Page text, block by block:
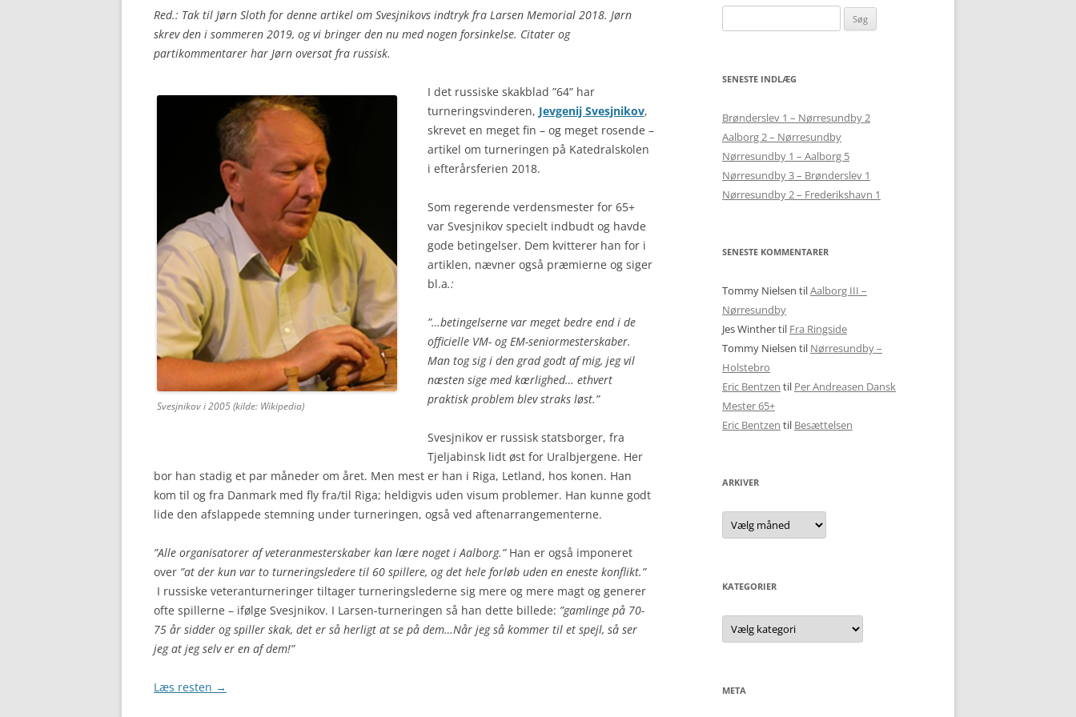
BJERGLANDSBYEN FRAM
EN BLØDER PÅ BJERGET
Red.: Tak til Jørn Sloth for denne artikel om Svesjnikovs indtryk fra Larsen Memorial 2018. Jørn
skrev den i sommeren 2019, og vi bringer den nu med nogen forsinkelse. Citater og
partikommentarer har Jørn oversat fra russisk.
Svesjnikov i 2005 (kilde: Wikipedia)
I det russiske skakblad ”64” har
turneringsvinderen, Jevgenij Svesjnikov,
skrevet en meget fin – og meget rosende –
artikel om turneringen på Katedralskolen
i efterårsferien 2018.
Som regerende verdensmester for 65+
var Svesjnikov specielt indbudt og havde
gode betingelser. Dem kvitterer han for i
artiklen, nævner også præmierne og siger
bl.a.:
”…betingelserne var meget bedre end i de
officielle VM- og EM-seniormesterskaber.
Man tog sig i den grad godt af mig, jeg vil
næsten sige med kærlighed… ethvert
praktisk problem blev straks løst.”
Svesjnikov er russisk statsborger, fra
Tjeljabinsk lidt øst for Uralbjergene. Her
bor han stadig et par måneder om året. Men mest er han i Riga, Letland, hos konen. Han
kom til og fra Danmark med fly fra/til Riga; heldigvis uden visum problemer. Han kunne godt
lide den afslappede stemning under turneringen, også ved aftenarrangementerne.
”Alle organisatorer af veteranmesterskaber kan lære noget i Aalborg.”Han er også imponeret
over ”at der kun var to turneringsledere til 60 spillere, og det hele forløb uden en eneste konflikt.”
I russiske veteranturneringer tiltager turneringslederne sig mere og mere magt og generer
ofte spillerne – ifølge Svesjnikov. I Larsen-turneringen så han dette billede: ”gamlinge på 70-
75 år sidder og spiller skak, det er så herligt at se på dem…Når jeg så kommer til et spejl, så ser
jeg at jeg selv er en af dem!”
Læs resten →
efter:
SENESTE INDLÆG
Brønderslev 1 – Nørresundby 2
Aalborg 2 – Nørresundby
Nørresundby 1 – Aalborg 5
Nørresundby 3 – Brønderslev 1
Nørresundby 2 – Frederikshavn 1
SENESTE KOMMENTARER
Tommy Nielsen tilAalborg III –
Nørresundby
Jes Winthertil Fra Ringside
Tommy Nielsen til Nørresundby –
Holstebro
Eric Bentzen til Per Andreasen Dansk
Mester 65+
Eric Bentzen til Besættelsen
ARKIVER
Arkiver
KATEGORIER
Kategorier
META